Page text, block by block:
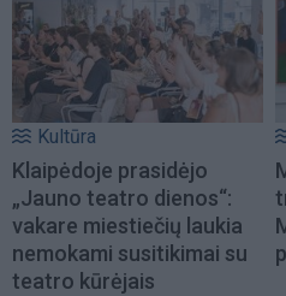
Kultūra
Klaipėdoje prasidėjo
„Jauno teatro dienos“:
vakare miestiečių laukia
nemokami susitikimai su
teatro kūrėjais